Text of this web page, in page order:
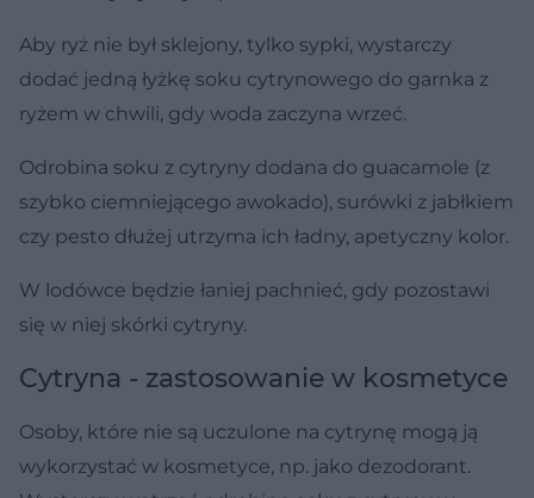
Aby ryż nie był sklejony, tylko sypki, wystarczy
dodać jedną łyżkę soku cytrynowego do garnka z
ryżem w chwili, gdy woda zaczyna wrzeć.
Odrobina soku z cytryny dodana do guacamole (z
szybko ciemniejącego awokado), surówki z jabłkiem
czy pesto dłużej utrzyma ich ładny, apetyczny kolor.
W lodówce będzie łaniej pachnieć, gdy pozostawi
się w niej skórki cytryny.
Cytryna - zastosowanie w kosmetyce
Osoby, które nie są uczulone na cytrynę mogą ją
wykorzystać w kosmetyce, np. jako dezodorant.